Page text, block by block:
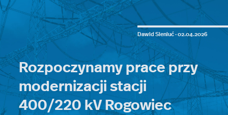
Dawid Sieniuć ·02.04.2026
Rozpoczynamy prace przy
modernizacji stacji
400/220 kV Rogowiec